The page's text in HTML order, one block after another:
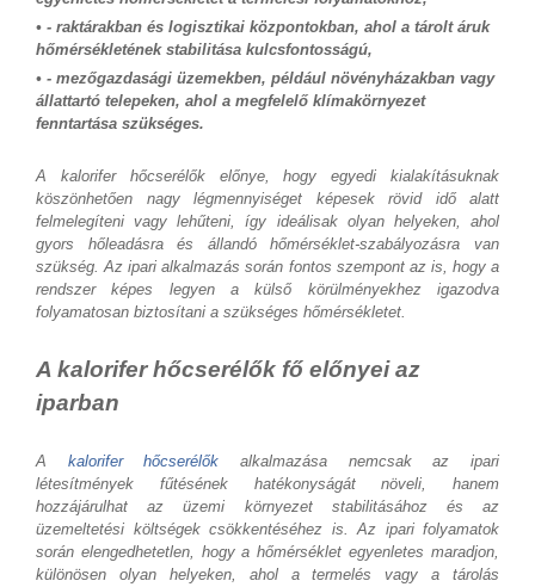
• - raktárakban és logisztikai központokban, ahol a tárolt áruk
hőmérsékletének stabilitása kulcsfontosságú,
• - mezőgazdasági üzemekben, például növényházakban vagy
állattartó telepeken, ahol a megfelelő klímakörnyezet
fenntartása szükséges.
A kalorifer hőcserélők előnye, hogy egyedi kialakításuknak
köszönhetően nagy légmennyiséget képesek rövid idő alatt
felmelegíteni vagy lehűteni, így ideálisak olyan helyeken, ahol
gyors hőleadásra és állandó hőmérséklet-szabályozásra van
szükség. Az ipari alkalmazás során fontos szempont az is, hogy a
rendszer képes legyen a külső körülményekhez igazodva
folyamatosan biztosítani a szükséges hőmérsékletet.
A kalorifer hőcserélők fő előnyei az
iparban
A kalorifer hőcserélők alkalmazása nemcsak az ipari
létesítmények fűtésének hatékonyságát növeli, hanem
hozzájárulhat az üzemi környezet stabilitásához és az
üzemeltetési költségek csökkentéséhez is. Az ipari folyamatok
során elengedhetetlen, hogy a hőmérséklet egyenletes maradjon,
különösen olyan helyeken, ahol a termelés vagy a tárolás